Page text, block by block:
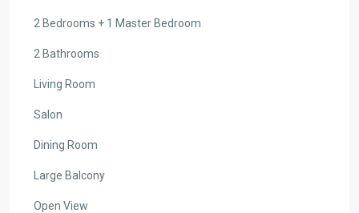
2 Bedrooms + 1 Master Bedroom
2 Bathrooms
Living Room
Salon
Dining Room
Large Balcony
Open View